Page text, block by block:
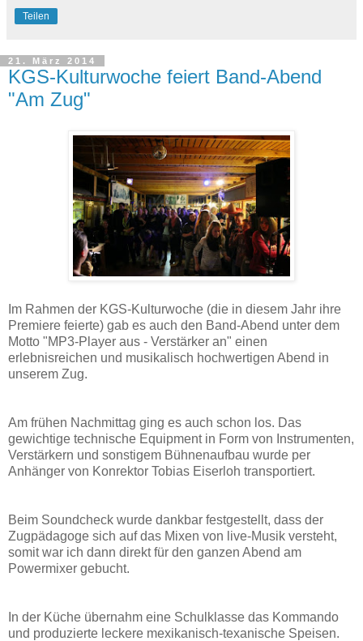
Teilen
21. März 2014
KGS-Kulturwoche feiert Band-Abend
"Am Zug"
Im Rahmen der KGS-Kulturwoche (die in diesem Jahr ihre
Premiere feierte) gab es auch den Band-Abend unter dem
Motto "MP3-Player aus - Verstärker an" einen
erlebnisreichen und musikalisch hochwertigen Abend in
unserem Zug.
Am frühen Nachmittag ging es auch schon los. Das
gewichtige technische Equipment in Form von Instrumenten,
Verstärkern und sonstigem Bühnenaufbau wurde per
Anhänger von Konrektor Tobias Eiserloh transportiert.
Beim Soundcheck wurde dankbar festgestellt, dass der
Zugpädagoge sich auf das Mixen von live-Musik versteht,
somit war ich dann direkt für den ganzen Abend am
Powermixer gebucht.
In der Küche übernahm eine Schulklasse das Kommando
und produzierte leckere mexikanisch-texanische Speisen.